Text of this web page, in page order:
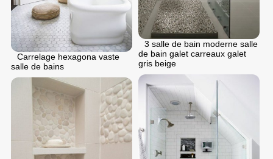
Carrelage hexagona vaste
salle de bains
3 salle de bain moderne salle
de bain galet carreaux galet
gris beige